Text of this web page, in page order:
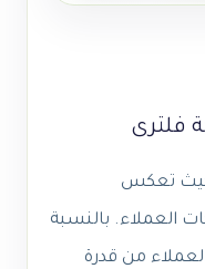
فلترى
حيث تعكس
العملاء. بالنسبة
من قدرة